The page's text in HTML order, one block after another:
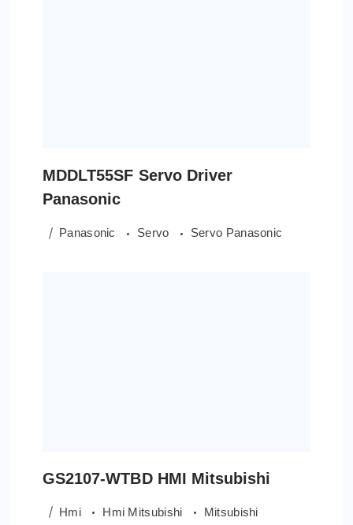
MDDLT55SF Servo Driver
Panasonic
Panasonic Servo Servo Panasonic
GS2107-WTBD HMI Mitsubishi
Hmi Hmi Mitsubishi Mitsubishi